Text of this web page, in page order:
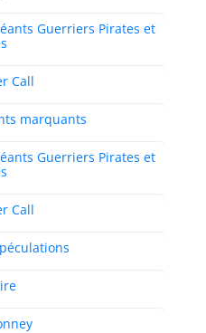
Guerriers Pirates et
Call
marquants
Guerriers Pirates et
Call